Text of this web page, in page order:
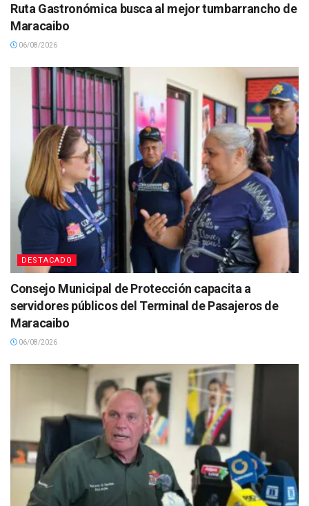
Ruta Gastronómica busca al mejor tumbarrancho de
Maracaibo
06/08/2026
DESTACADO
Consejo Municipal de Protección capacita a
servidores públicos del Terminal de Pasajeros de
Maracaibo
06/08/2026